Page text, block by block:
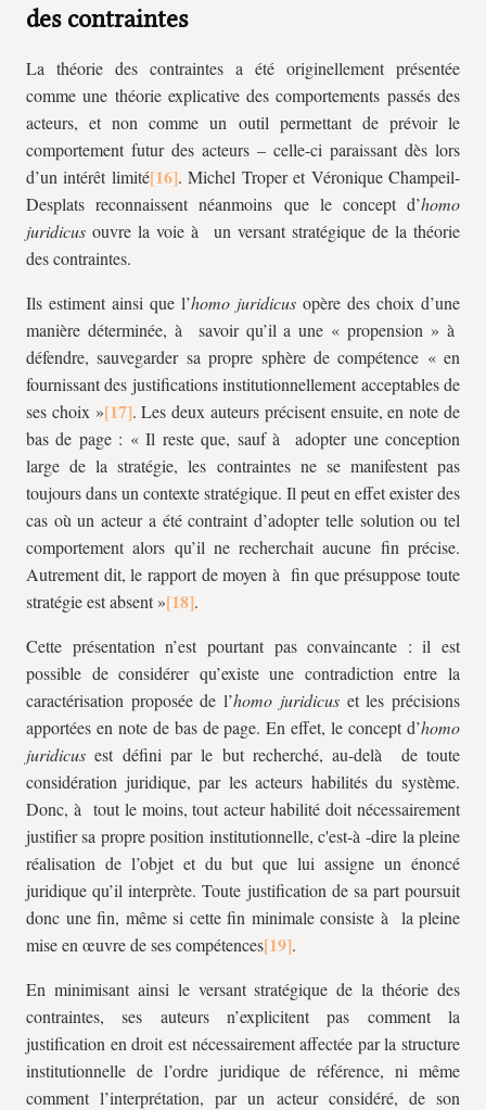
des contraintes
La théorie des contraintes a été originellement présentée
comme une théorie explicative des comportements passés des
acteurs, et non comme un outil permettant de prévoir le
comportement futur des acteurs – celle-ci paraissant dès lors
d’un intérêt limité
. Michel Troper et Véronique Champeil-
Desplats reconnaissent néanmoins que le concept d’homo
juridicus ouvre la voie à un versant stratégique de la théorie
des contraintes.
Ils estiment ainsi que l’homo juridicus opère des choix d’une
manière déterminée, à savoir qu’il a une « propension » à
défendre, sauvegarder sa propre sphère de compétence « en
fournissant des justifications institutionnellement acceptables de
ses choix »
. Les deux auteurs précisent ensuite, en note de
bas de page : « Il reste que, sauf à adopter une conception
large de la stratégie, les contraintes ne se manifestent pas
toujours dans un contexte stratégique. Il peut en effet exister des
cas où un acteur a été contraint d’adopter telle solution ou tel
comportement alors qu’il ne recherchait aucune fin précise.
Autrement dit, le rapport de moyen à fin que présuppose toute
stratégie est absent »
.
Cette présentation n’est pourtant pas convaincante : il est
possible de considérer qu’existe une contradiction entre la
caractérisation proposée de l’homo juridicuset les précisions
apportées en note de bas de page. En effet, le concept d’homo
juridicusest défini par le but recherché, au-delà de toute
considération juridique, par les acteurs habilités du système.
Donc, à tout le moins, tout acteur habilité doit nécessairement
justifier sa propre position institutionnelle, c'est-à -dire la pleine
réalisation de l’objet et du but que lui assigne un énoncé
juridique qu’il interprète. Toute justification de sa part poursuit
donc une fin, même si cette fin minimale consiste à la pleine
mise en œuvre de ses compétences
.
En minimisant ainsi le versant stratégique de la théorie des
contraintes, ses auteurs n’explicitent pas comment la
justification en droit est nécessairement affectée par la structure
institutionnelle de l’ordre juridique de référence, ni même
comment l’interprétation, par un acteur considéré, de son